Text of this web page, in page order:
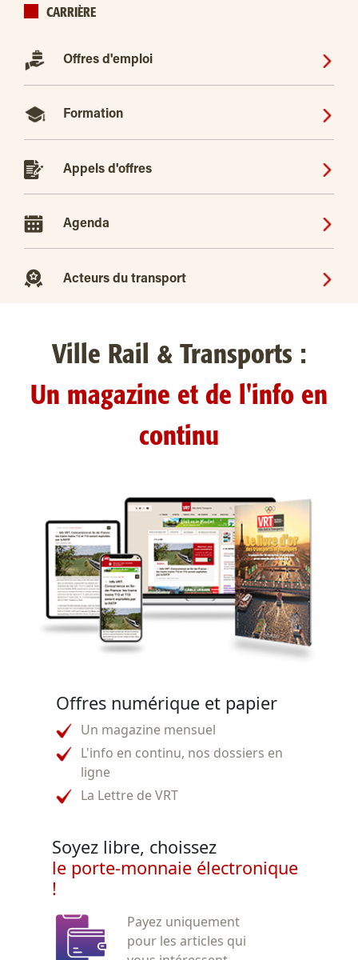
CARRIÈRE
Offres d'emploi
Formation
Appels d'offres
Agenda
Acteurs du transport
Ville Rail & Transports :
Un magazine et de l'info en
continu
Offres numérique et papier
Un magazine mensuel
L'info en continu, nos dossiers en
ligne
La Lettre de VRT
Soyez libre, choissez
le porte-monnaie électronique
!
Payez uniquement
pour les articles qui